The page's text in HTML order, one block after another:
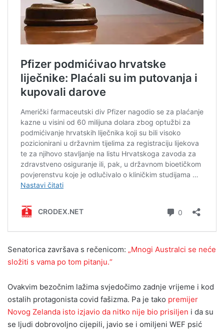
Senatorica završava s rečenicom: „Mnogi Australci se neće
složiti s vama po tom pitanju.“
Ovakvim bezočnim lažima svjedočimo zadnje vrijeme i kod
ostalih protagonista covid fašizma. Pa je tako premijer
Novog Zelanda isto izjavio da nitko nije bio prisiljen i da su
se ljudi dobrovoljno cijepili, javio se i omiljeni WEF psić